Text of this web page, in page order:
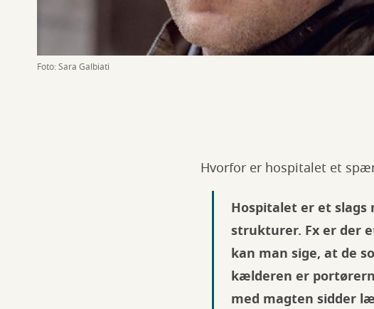
Foto: Sara Galbiati
Hvorfor er hospitalet et
Hospitalet er et
strukturer. Fx er der
kan man sige, at de
kælderen er
med magten sidder